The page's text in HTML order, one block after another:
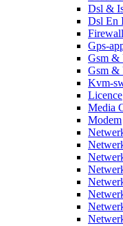
Dsl &
Dsl En
Gps-
Gsm &
Gsm &
Kvm-
Licence
Media
Modem